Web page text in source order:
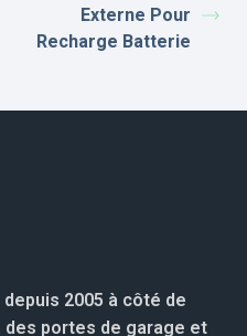
Externe Pour
Recharge Batterie
2005 à côté de
portes de garage et